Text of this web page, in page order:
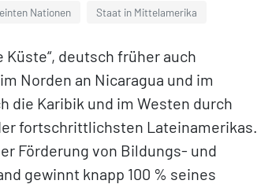
Nationen Staat in Mittelamerika
Küste“, deutsch früher auch
Norden an Nicaragua und im
die Karibik und im Westen durch
fortschrittlichsten Lateinamerikas.
Förderung von Bildungs- und
gewinnt knapp 100 % seines